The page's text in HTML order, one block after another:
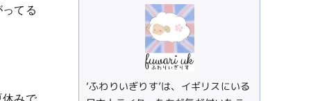
てる
みで
‘ふわりいぎりす’は、イギリスにいる